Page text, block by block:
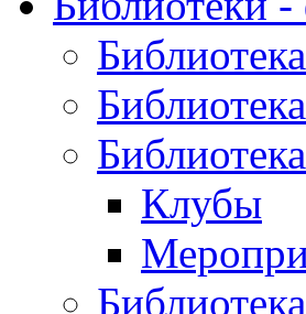
Клубы